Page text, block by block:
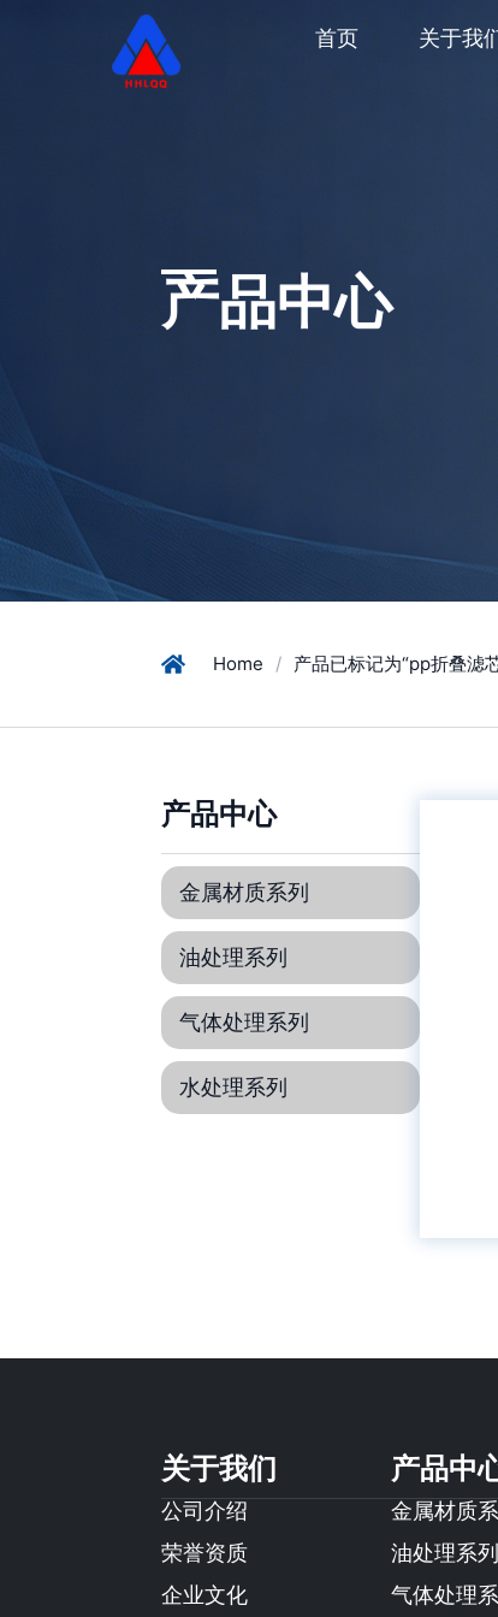
首页 关于我
产品中心
Home / 产品已标记为“pp折叠滤
产品中心
金属材质系列
油处理系列
气体处理系列
水处理系列
关于我们
公司介绍
荣誉资质
企业文化
产品中
金属材质
油处理系列
气体处理